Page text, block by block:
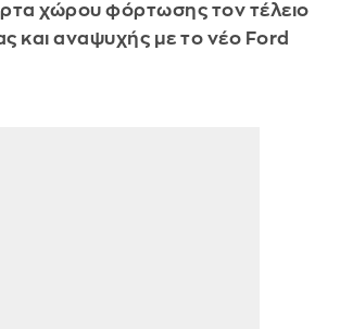
χώρου φόρτωσης τον τέλειο
και αναψυχής με το νέο Ford